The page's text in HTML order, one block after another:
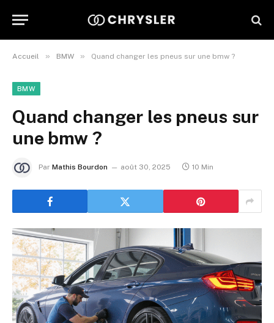
Accueil » BMW » Quand changer les pneus sur une bmw ?
BMW
Quand changer les pneus sur
une bmw ?
Par Mathis Bourdon août 30, 2025 10 Min